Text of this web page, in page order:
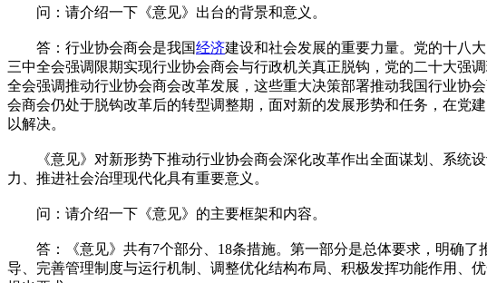
问：请介绍一下《意见》出台的背景和意义。
答：行业协会商会是我国经济建设和社会发展的重要力量。党的十八
三中全会强调限期实现行业协会商会与行政机关真正脱钩，党的二十大强
全会强调推动行业协会商会改革发展，这些重大决策部署推动我国行业协
会商会仍处于脱钩改革后的转型调整期，面对新的发展形势和任务，在党
以解决。
《意见》对新形势下推动行业协会商会深化改革作出全面谋划、系统设
力、推进社会治理现代化具有重要意义。
问：请介绍一下《意见》的主要框架和内容。
答：《意见》共有7个部分、18条措施。第一部分是总体要求，明确了
导、完善管理制度与运行机制、调整优化结构布局、积极发挥功能作用、